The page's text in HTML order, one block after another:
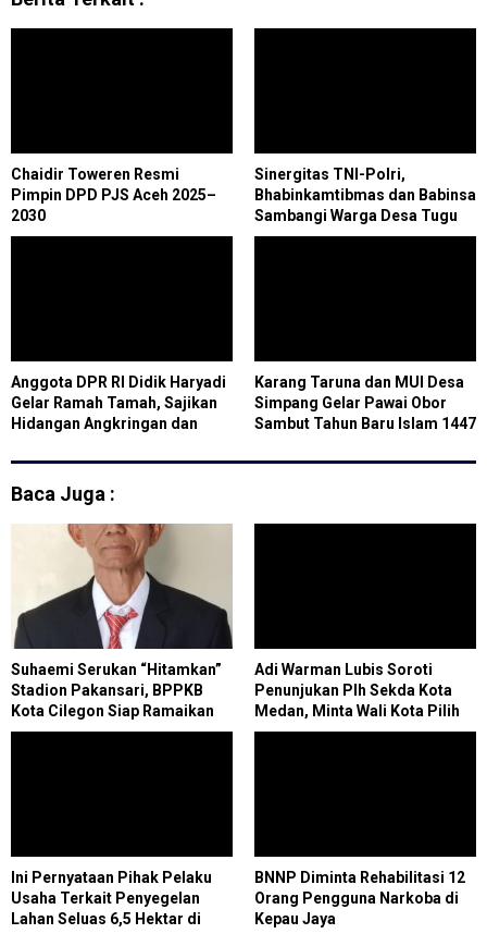
Chaidir Toweren Resmi
Pimpin DPD PJS Aceh 2025–
2030
Sinergitas TNI-Polri,
Bhabinkamtibmas dan Babinsa
Sambangi Warga Desa Tugu
Jaya Cigombong
Anggota DPR RI Didik Haryadi
Gelar Ramah Tamah, Sajikan
Hidangan Angkringan dan
Karang Taruna dan MUI Desa
Simpang Gelar Pawai Obor
Sambut Tahun Baru Islam 1447
Baca Juga :
Suhaemi Serukan “Hitamkan”
Stadion Pakansari, BPPKB
Kota Cilegon Siap Ramaikan
Milad ke-28
Adi Warman Lubis Soroti
Penunjukan Plh Sekda Kota
Medan, Minta Wali Kota Pilih
Figur yang Tepat
Ini Pernyataan Pihak Pelaku
Usaha Terkait Penyegelan
Lahan Seluas 6,5 Hektar di
BNNP Diminta Rehabilitasi 12
Orang Pengguna Narkoba di
Kepau Jaya